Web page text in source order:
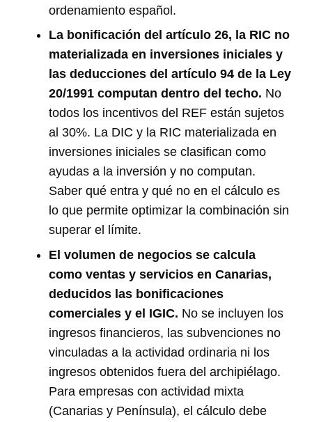
ordenamiento español.
La bonificación del artículo 26, la RIC no
materializada en inversiones iniciales y
las deducciones del artículo 94 de la Ley
20/1991 computan dentro del techo. No
todos los incentivos del REF están sujetos
al 30%. La DIC y la RIC materializada en
inversiones iniciales se clasifican como
ayudas a la inversión y no computan.
Saber qué entra y qué no en el cálculo es
lo que permite optimizar la combinación sin
superar el límite.
El volumen de negocios se calcula
como ventas y servicios en Canarias,
deducidos las bonificaciones
comerciales y el IGIC. No se incluyen los
ingresos financieros, las subvenciones no
vinculadas a la actividad ordinaria ni los
ingresos obtenidos fuera del archipiélago.
Para empresas con actividad mixta
(Canarias y Península), el cálculo debe